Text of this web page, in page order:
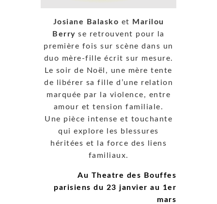
Josiane Balasko et Marilou
Berry se retrouvent pour la
première fois sur scène dans un
duo mère-fille écrit sur mesure.
Le soir de Noël, une mère tente
de libérer sa fille d’une relation
marquée par la violence, entre
amour et tension familiale.
Une pièce intense et touchante
qui explore les blessures
héritées et la force des liens
familiaux.
Au Theatre des Bouffes
parisiens du 23 janvier au 1er
mars